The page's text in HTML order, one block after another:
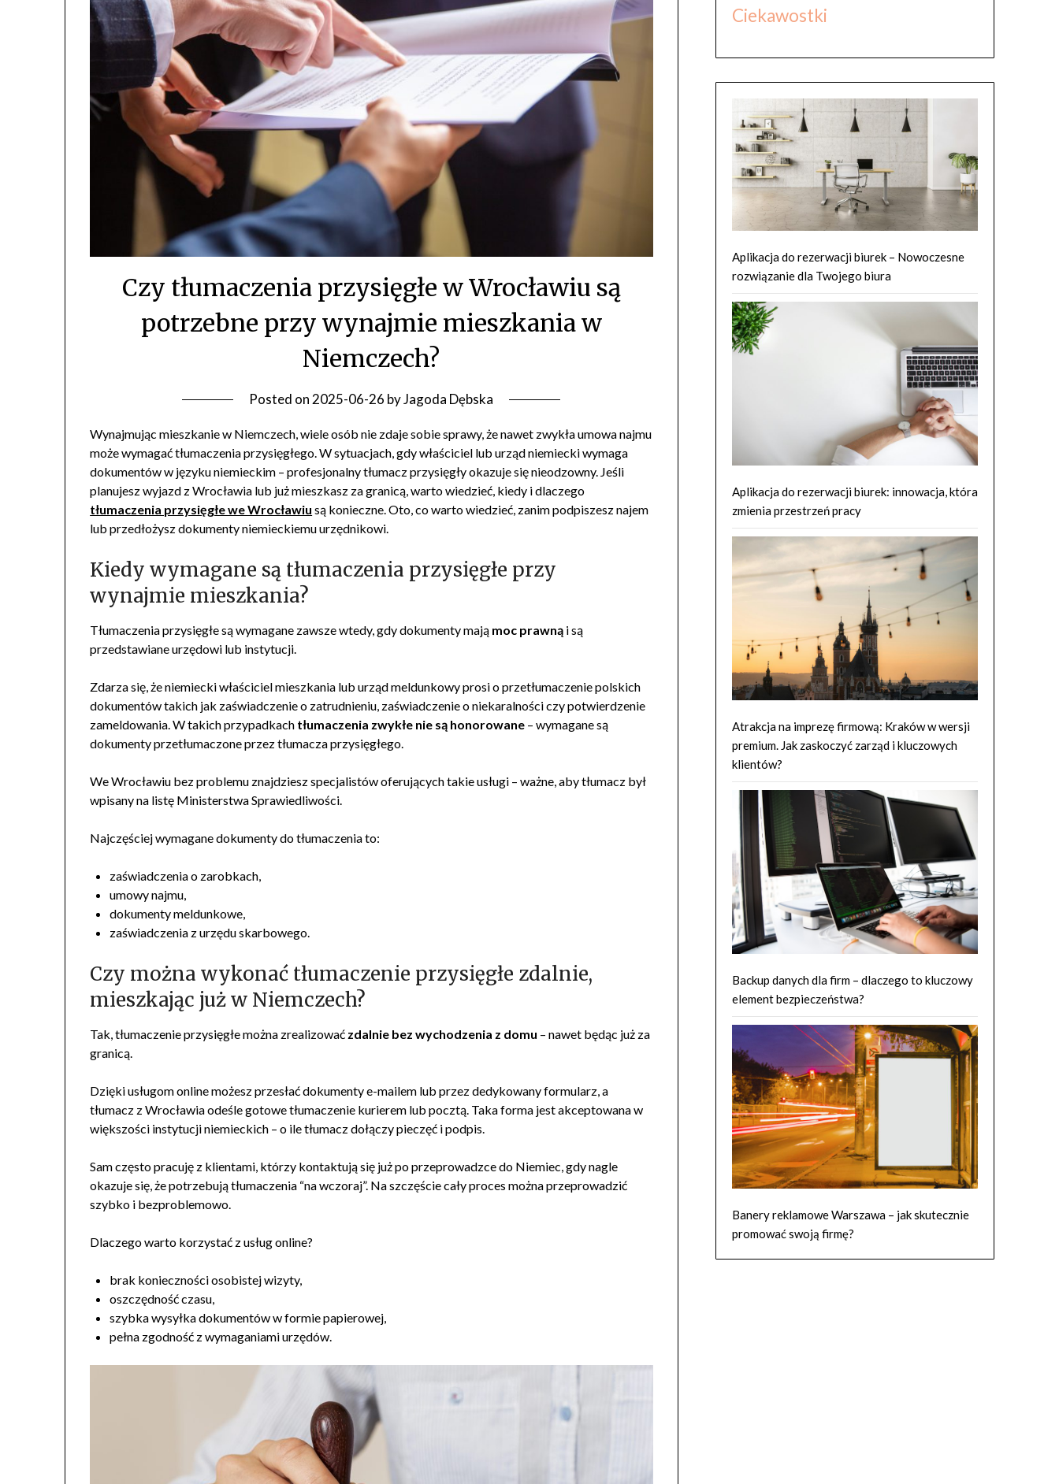
Czy tłumaczenia przysięgłe w Wrocławiu są
potrzebne przy wynajmie mieszkania w
Niemczech?
Posted on 2025-06-26 byJagoda Dębska
Wynajmując mieszkanie w Niemczech, wiele osób nie zdaje sobie sprawy, że nawet zwykła umowa najmu
może wymagać tłumaczenia przysięgłego. W sytuacjach, gdy właściciel lub urząd niemiecki wymaga
dokumentów w języku niemieckim – profesjonalny tłumacz przysięgły okazuje się nieodzowny. Jeśli
planujesz wyjazd z Wrocławia lub już mieszkasz za granicą, warto wiedzieć, kiedy i dlaczego
tłumaczenia przysięgłe we Wrocławiu są konieczne. Oto, co warto wiedzieć, zanim podpiszesz najem
lub przedłożysz dokumenty niemieckiemu urzędnikowi.
Kiedy wymagane są tłumaczenia przysięgłe przy
wynajmie mieszkania?
Tłumaczenia przysięgłe są wymagane zawsze wtedy, gdy dokumenty mają moc prawną i są
przedstawiane urzędowi lub instytucji.
Zdarza się, że niemiecki właściciel mieszkania lub urząd meldunkowy prosi o przetłumaczenie polskich
dokumentów takich jak zaświadczenie o zatrudnieniu, zaświadczenie o niekaralności czy potwierdzenie
zameldowania. W takich przypadkach tłumaczenia zwykłe nie są honorowane – wymagane są
dokumenty przetłumaczone przez tłumacza przysięgłego.
We Wrocławiu bez problemu znajdziesz specjalistów oferujących takie usługi – ważne, aby tłumacz był
wpisany na listę Ministerstwa Sprawiedliwości.
Najczęściej wymagane dokumenty do tłumaczenia to:
zaświadczenia o zarobkach,
umowy najmu,
dokumenty meldunkowe,
zaświadczenia z urzędu skarbowego.
Czy można wykonać tłumaczenie przysięgłe zdalnie,
mieszkając już w Niemczech?
Tak, tłumaczenie przysięgłe można zrealizować zdalnie bez wychodzenia z domu – nawet będąc już za
granicą.
Dzięki usługom online możesz przesłać dokumenty e-mailem lub przez dedykowany formularz, a
tłumacz z Wrocławia odeśle gotowe tłumaczenie kurierem lub pocztą. Taka forma jest akceptowana w
większości instytucji niemieckich – o ile tłumacz dołączy pieczęć i podpis.
Sam często pracuję z klientami, którzy kontaktują się już po przeprowadzce do Niemiec, gdy nagle
okazuje się, że potrzebują tłumaczenia “na wczoraj”. Na szczęście cały proces można przeprowadzić
szybko i bezproblemowo.
Dlaczego warto korzystać z usług online?
brak konieczności osobistej wizyty,
oszczędność czasu,
szybka wysyłka dokumentów w formie papierowej,
pełna zgodność z wymaganiami urzędów.
Ciekawostki
Aplikacja do rezerwacji biurek – Nowoczesne
rozwiązanie dla Twojego biura
Aplikacja do rezerwacji biurek: innowacja, która
zmienia przestrzeń pracy
Atrakcja na imprezę firmową: Kraków w wersji
premium. Jak zaskoczyć zarząd i kluczowych
klientów?
Backup danych dla firm – dlaczego to kluczowy
element bezpieczeństwa?
Banery reklamowe Warszawa – jak skutecznie
promować swoją firmę?